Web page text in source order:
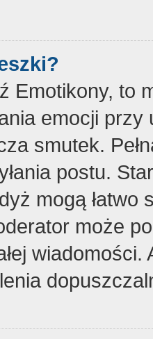
Emotikony, to
emocji
smutek.
postu.
mogą
może